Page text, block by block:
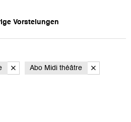
Vorstelungen
Abo Midi théâtre